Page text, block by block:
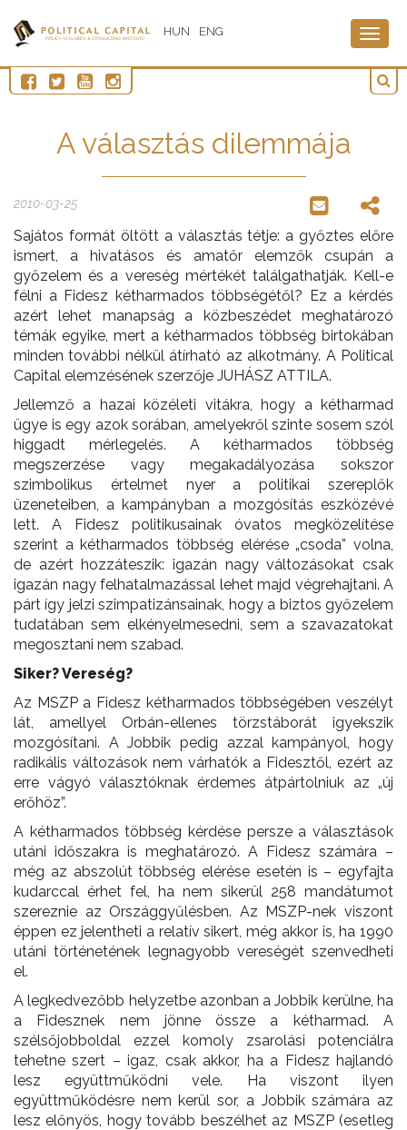
HUN ENG
A választás dilemmája
2010-03-25
Sajátos formát öltött a választás tétje: a győztes előre
ismert, a hivatásos és amatőr elemzők csupán a
győzelem és a vereség mértékét találgathatják. Kell-e
félni a Fidesz kétharmados többségétől? Ez a kérdés
azért lehet manapság a közbeszédet meghatározó
témák egyike, mert a kétharmados többség birtokában
minden további nélkül átírható az alkotmány. A Political
Capital elemzésének szerzője JUHÁSZ ATTILA.
Jellemző a hazai közéleti vitákra, hogy a kétharmad
ügye is egy azok sorában, amelyekről szinte sosem szól
higgadt mérlegelés. A kétharmados többség
megszerzése vagy megakadályozása sokszor
szimbolikus értelmet nyer a politikai szereplők
üzeneteiben, a kampányban a mozgósítás eszközévé
lett. A Fidesz politikusainak óvatos megközelítése
szerint a kétharmados többség elérése „csoda” volna,
de azért hozzáteszik: igazán nagy változásokat csak
igazán nagy felhatalmazással lehet majd végrehajtani. A
párt így jelzi szimpatizánsainak, hogy a biztos győzelem
tudatában sem elkényelmesedni, sem a szavazatokat
megosztani nem szabad.
Siker? Vereség?
Az MSZP a Fidesz kétharmados többségében veszélyt
lát, amellyel Orbán-ellenes törzstáborát igyekszik
mozgósítani. A Jobbik pedig azzal kampányol, hogy
radikális változások nem várhatók a Fidesztől, ezért az
erre vágyó választóknak érdemes átpártolniuk az „új
erőhöz”.
A kétharmados többség kérdése persze a választások
utáni időszakra is meghatározó. A Fidesz számára –
még az abszolút többség elérése esetén is – egyfajta
kudarccal érhet fel, ha nem sikerül 258 mandátumot
szereznie az Országgyűlésben. Az MSZP-nek viszont
éppen ez jelentheti a relatív sikert, még akkor is, ha 1990
utáni történetének legnagyobb vereségét szenvedheti
el.
A legkedvezőbb helyzetbe azonban a Jobbik kerülne, ha
a Fidesznek nem jönne össze a kétharmad. A
szélsőjobboldal ezzel komoly zsarolási potenciálra
tehetne szert – igaz, csak akkor, ha a Fidesz hajlandó
lesz együttműködni vele. Ha viszont ilyen
együttműködésre nem kerül sor, a Jobbik számára az
lesz előnyös, hogy tovább beszélhet az MSZP (esetleg